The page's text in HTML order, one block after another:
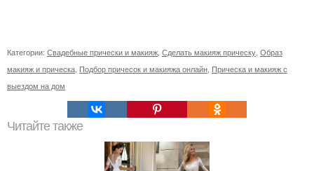
Категории: Свадебные прически и макияж Сделать макияж прическу Образ
макияж и прическа Подбор причесок и макияжа онлайн Прическа и макияж с
выездом на дом
Читайте также